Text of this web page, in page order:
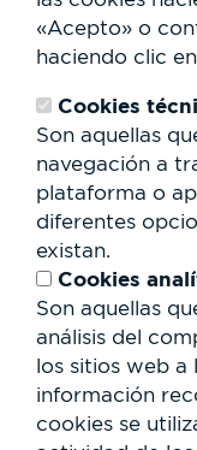
«Acepto» o
haciendo clic
Cookies
Son aquellas
navegación a
plataforma o
diferentes
existan.
Cookies
Son aquellas
análisis del
los sitios web a
información
cookies se
Servicios al
Club Staff
¿Quiénes somos?
Trabaja con
Cesión de
RSC
Formulario
de
búsqueda
Buscar